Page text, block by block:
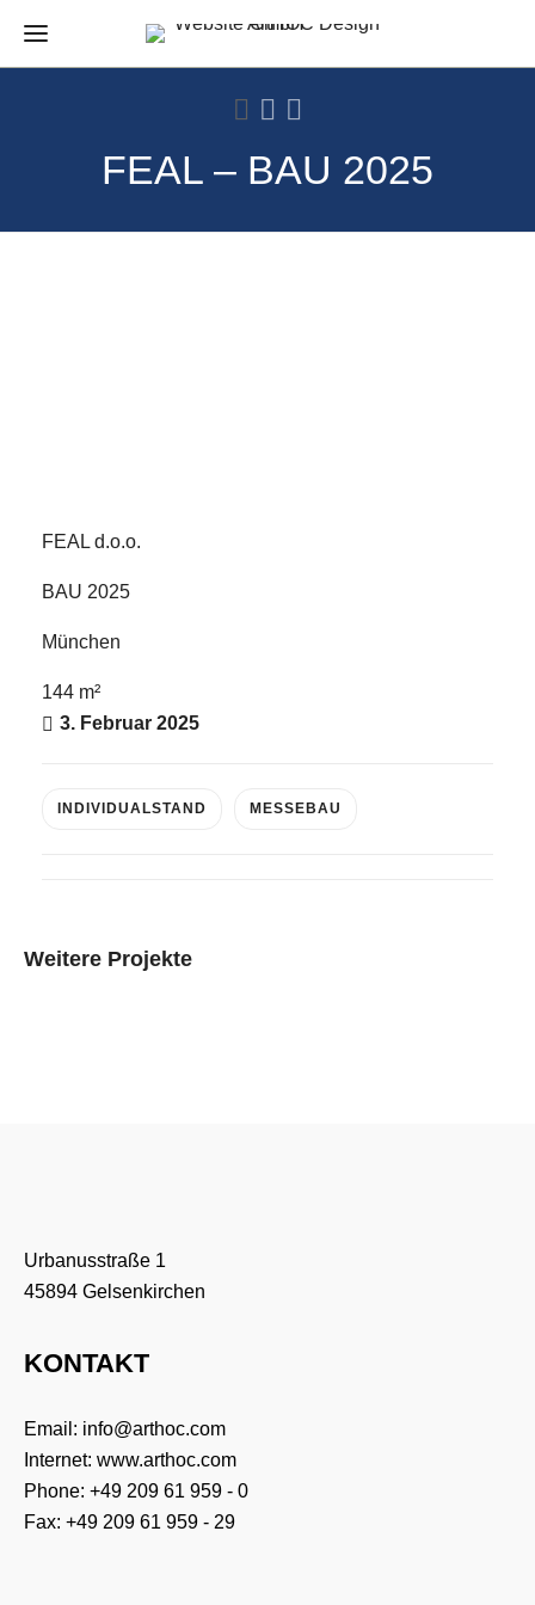
FEAL – BAU 2025
FEAL d.o.o.
BAU 2025
München
144 m²
3. Februar 2025
INDIVIDUALSTAND MESSEBAU
Weitere Projekte
Urbanusstraße 1
45894 Gelsenkirchen
KONTAKT
Email: info@arthoc.com
Internet: www.arthoc.com
Phone: +49 209 61 959 - 0
Fax: +49 209 61 959 - 29